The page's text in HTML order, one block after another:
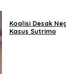
Koalisi Desak
Kasus Sutrimo